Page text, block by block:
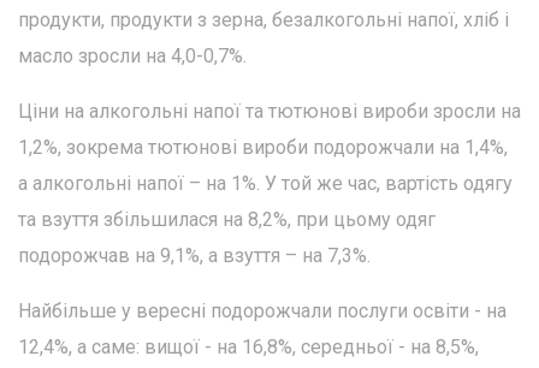
продукти, продукти з зерна, безалкогольні напої, хліб і
масло зросли на 4,0-0,7%.
Ціни на алкогольні напої та тютюнові вироби зросли на
1,2%, зокрема тютюнові вироби подорожчали на 1,4%,
а алкогольні напої – на 1%. У той же час, вартість одягу
та взуття збільшилася на 8,2%, при цьому одяг
подорожчав на 9,1%, а взуття – на 7,3%.
Найбільше у вересні подорожчали послуги освіти - на
12,4%, а саме: вищої - на 16,8%, середньої - на 8,5%,